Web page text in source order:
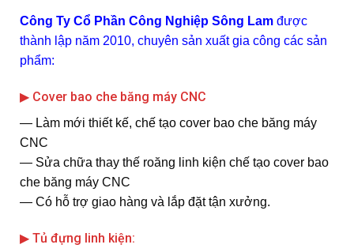
Công Ty Cổ Phần Công Nghiệp Sông Lam được
thành lập năm 2010, chuyên sản xuất gia công các sản
phẩm:
▶ Cover bao che băng máy CNC
― Làm mới thiết kế, chế tạo cover bao che băng máy
CNC
― Sửa chữa thay thế roăng linh kiện chế tạo cover bao
che băng máy CNC
― Có hỗ trợ giao hàng và lắp đặt tận xưởng.
▶ Tủ đựng linh kiện: